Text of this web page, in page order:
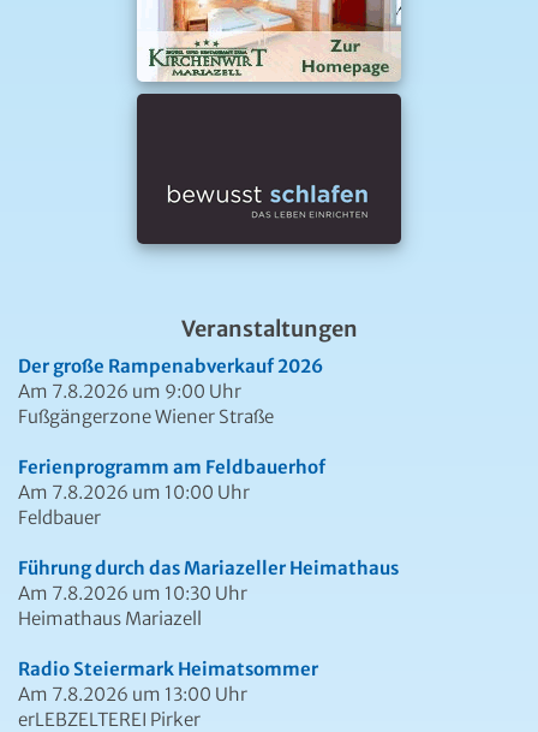
Veranstaltungen
Der große Rampenabverkauf 2026
Am 7.8.2026 um 9:00 Uhr
Fußgängerzone Wiener Straße
Ferienprogramm am Feldbauerhof
Am 7.8.2026 um 10:00 Uhr
Feldbauer
Führung durch das Mariazeller Heimathaus
Am 7.8.2026 um 10:30 Uhr
Heimathaus Mariazell
Radio Steiermark Heimatsommer
Am 7.8.2026 um 13:00 Uhr
erLEBZELTEREI Pirker